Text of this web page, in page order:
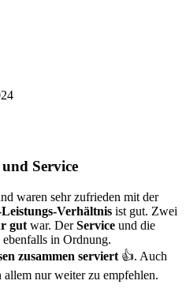
Service
waren sehr zufrieden mit der
Verhältnis ist gut. Zwei
gut war. DerService und die
ebenfalls in Ordnung.
zusammen serviert 👍. Auch
nur weiter zu empfehlen.